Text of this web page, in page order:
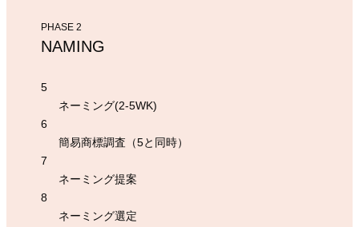
PHASE 2
NAMING
5
ネーミング(2-5WK)
6
簡易商標調査（5と同時）
7
ネーミング提案
8
ネーミング選定